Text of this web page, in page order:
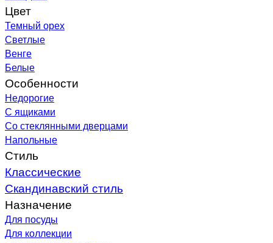
Цвет
Темный орех
Светлые
Венге
Белые
Особенности
Недорогие
С ящиками
Со стеклянными дверцами
Напольные
Стиль
Классические
Скандинавский стиль
Назначение
Для посуды
Для коллекции